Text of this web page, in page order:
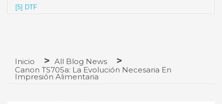
[5] DTF
Inicio
All Blog News
Canon TS705a: La Evolución Necesaria En
Impresión Alimentaria